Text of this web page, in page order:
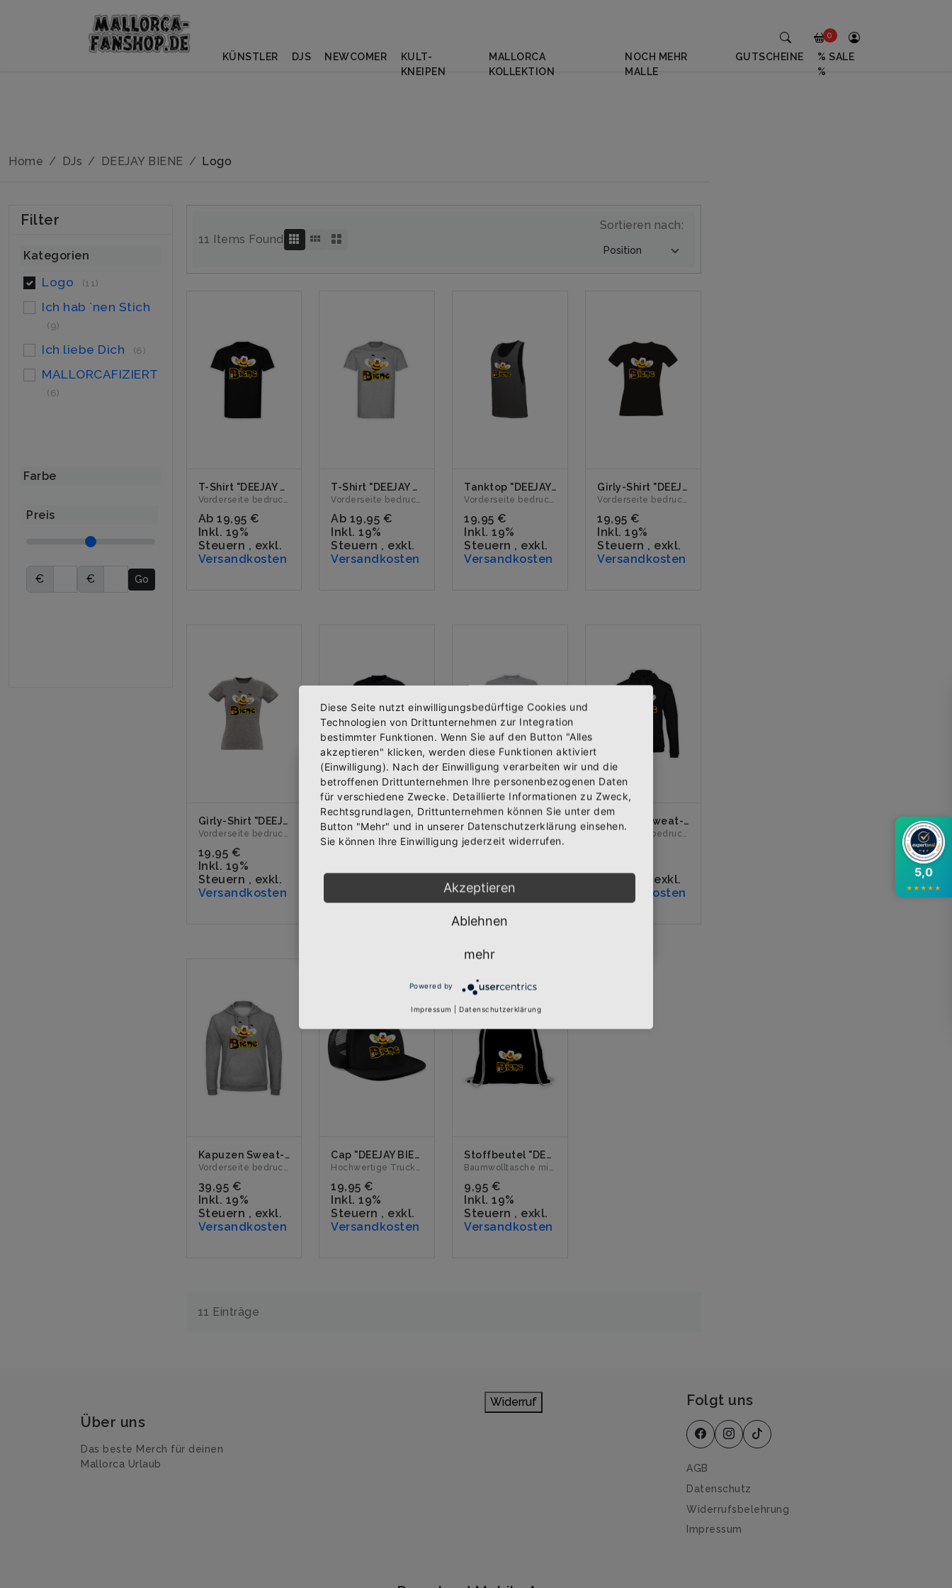
Home DJs DEEJAY BIENE Logo
Filter
Kategorien
Logo (11)
Ich hab ´nen Stich
(9)
Ich liebe Dich (6)
MALLORCAFIZIERT
(6)
Farbe
Preis
€ € Go
11 Items Found
Sortieren nach:
T-Shirt "DEEJAY BIENE Logo" schwarz
Vorderseite bedruckt mit dem Logo "DEEJAY BIENE". Erhältli...
Ab 19,95 €
Inkl. 19%
Steuern , exkl.
Versandkosten
T-Shirt "DEEJAY BIENE Logo" grau
Vorderseite bedruckt mit dem Logo "DEEJAY BIENE". Erhältli...
Ab 19,95 €
Inkl. 19%
Steuern , exkl.
Versandkosten
Tanktop "DEEJAY BIENE Logo" neonschwarz
Vorderseite bedruckt mit dem Logo "DEEJAY BIENE". Erhältli...
19,95 €
Inkl. 19%
Steuern , exkl.
Versandkosten
Girly-Shirt "DEEJAY BIENE Logo" schwarz
Vorderseite bedruckt mit dem Logo "DEEJAY BIENE". Erhältli...
19,95 €
Inkl. 19%
Steuern , exkl.
Versandkosten
Girly-Shirt "DEEJAY BIENE Logo" grau
Vorderseite bedruckt mit dem Logo "DEEJAY BIENE". Erhältli...
19,95 €
Inkl. 19%
Steuern , exkl.
Versandkosten
Sweat-Shirt "DEEJAY BIENE Logo" schwarz Sweat-Shirt "DEEJAY BIENE Logo" grau
Steuern
Versandkosten
Kapuzen Sweat-Shirt "DEEJAY BIENE Logo" schwarz
Vorderseite bedruckt mit dem Logo "DEEJAY BIENE". Erhältli...
Steuern
exkl.
Versandkosten
Kapuzen Sweat-Shirt "DEEJAY BIENE Logo" grau
Vorderseite bedruckt mit dem Logo "DEEJAY BIENE". Erhältli...
39,95 €
Inkl. 19%
Steuern , exkl.
Versandkosten
Cap "DEEJAY BIENE Logo"
Hochwertige Trucker-Cap mit dem Logo "DEEJAY BIENE" bedruckt...
19,95 €
Inkl. 19%
Steuern , exkl.
Versandkosten
Stoffbeutel "DEEJAY BIENE Logo" schwarz
Baumwolltasche mit dem Logo "DEEJAY BIENE" veredelt....
9,95 €
Inkl. 19%
Steuern , exkl.
Versandkosten
11 Einträge
Über uns
Das beste Merch für deinen
Mallorca Urlaub
Widerruf Folgt uns
AGB
Datenschutz
Widerrufsbelehrung
Impressum
Abonniere jetzt unseren Newsletter
Bekomme die aktuellsten News über neue Produkte und
zudem einen 10% Gutschein für deine nächste
Bestellung.
Abonnieren
0
KÜNSTLER DJS NEWCOMER
KULT-
KNEIPEN
MALLORCA
KOLLEKTION
NOCH MEHR
MALLE
GUTSCHEINE
% SALE
%
5,0
★★★★★
Diese Seite nutzt einwilligungsbedürftige Cookies und
Technologien von Drittunternehmen zur Integration
bestimmter Funktionen. Wenn Sie auf den Button "Alles
akzeptieren" klicken, werden diese Funktionen aktiviert
(Einwilligung). Nach der Einwilligung verarbeiten wir und die
betroffenen Drittunternehmen Ihre personenbezogenen Daten
für verschiedene Zwecke. Detaillierte Informationen zu Zweck,
Rechtsgrundlagen, Drittunternehmen können Sie unter dem
Button "Mehr" und in unserer Datenschutzerklärung einsehen.
Sie können Ihre Einwilligung jederzeit widerrufen.
Akzeptieren
Ablehnen
mehr
Powered by
Impressum | Datenschutzerklärung